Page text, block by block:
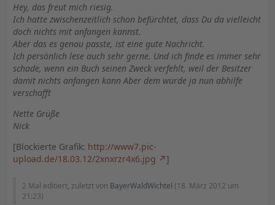
Hey, das freut mich riesig.
Ich hatte zwischenzeitlich schon befürchtet, dass Du da vielleicht
doch nichts mit anfangen kannst.
Aber das es genau passte, ist eine gute Nachricht.
Ich persönlich lese auch sehr gerne. Und ich finde es immer sehr
schade, wenn ein Buch seinen Zweck verfehlt, weil der Besitzer
damit nichts anfangen kann Aber dem wurde ja nun abhilfe
verschafft
Nette Grüße
Nick
[Blockierte Grafik: http://www7.pic-
upload.de/18.03.12/2xnxrzr4x6.jpg
]
2 Mal editiert, zuletzt von BayerWaldWichtel (18. März 2012 um
21:23)